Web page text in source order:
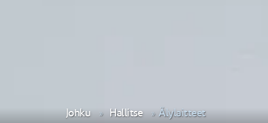
Johku Hallitse Älylaitteet